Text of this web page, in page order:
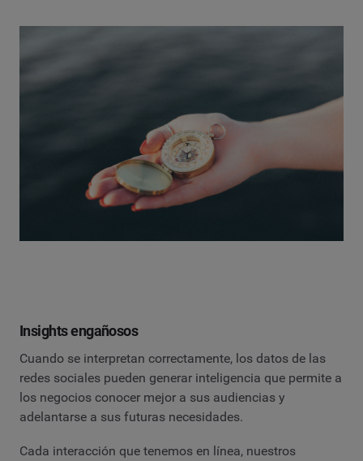
Insights engañosos
Cuando se interpretan correctamente, los datos de las
redes sociales pueden generar inteligencia que permite a
los negocios conocer mejor a sus audiencias y
adelantarse a sus futuras necesidades.
Cada interacción que tenemos en línea, nuestros